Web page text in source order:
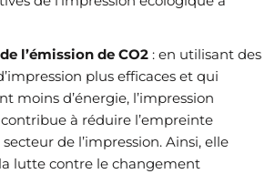
l’émission de CO2 : en utilisant des
plus efficaces et qui
moins d’énergie, l’impression
à réduire l’empreinte
de l’impression. Ainsi, elle
lutte contre le changement